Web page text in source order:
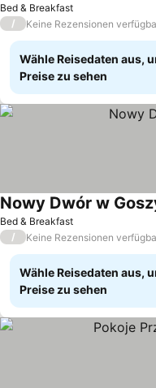
Bed & Breakfast
/ Keine Rezensionen
Wähle Reisedaten aus,
Preise zu sehen
Bed & Breakfast
Nowy Dwór w
/ Keine Rezensionen
Wähle Reisedaten aus,
Preise zu sehen